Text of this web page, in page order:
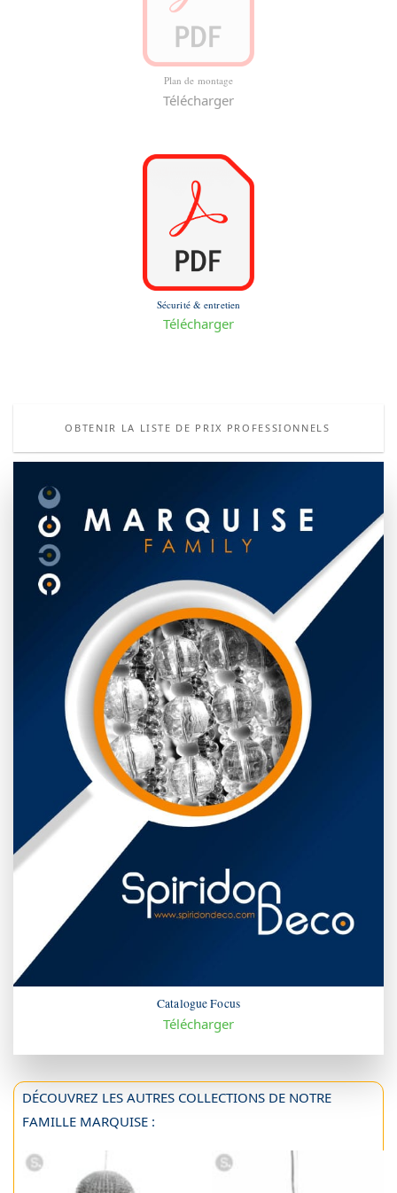
Plan de montage
Télécharger
Sécurité & entretien
Télécharger
OBTENIR LA LISTE DE PRIX PROFESSIONNELS
Catalogue Focus
Télécharger
DÉCOUVREZ LES AUTRES COLLECTIONS DE NOTRE
FAMILLE MARQUISE :